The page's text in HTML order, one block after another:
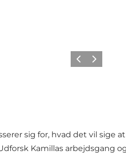
ForrigeNæste
sig for, hvad det vil sige
Kamillas arbejdsgang